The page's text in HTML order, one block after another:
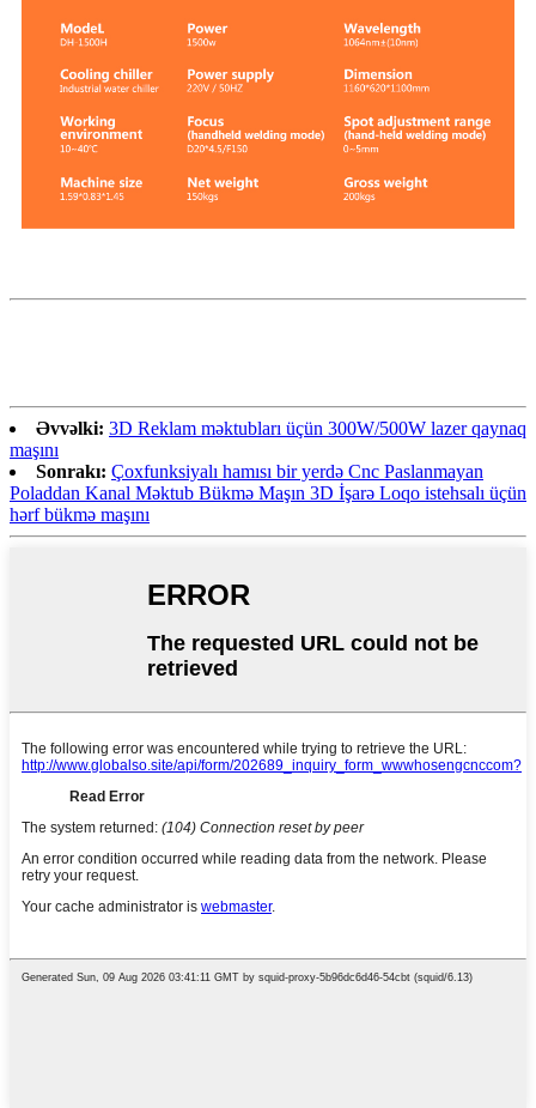
Əvvəlki: 3D Reklam məktubları üçün 300W/500W lazer qaynaq
maşını
Sonrakı: Çoxfunksiyalı hamısı bir yerdə Cnc Paslanmayan
Poladdan Kanal Məktub Bükmə Maşın 3D İşarə Loqo istehsalı üçün
hərf bükmə maşını